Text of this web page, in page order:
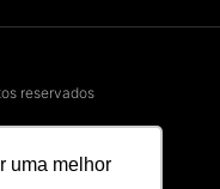
uma melhor
reservados